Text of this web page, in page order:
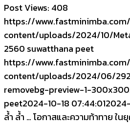
Post Views: 408
https://
content/uploads/2024/10/
2560 suwatthana peet
https://
content/uploads/2024/06/
removebg-preview-1-
peet2024-10-18 07:44:01
ล้ำ ล้ำ … โอกาสและความท้าทาย ใน